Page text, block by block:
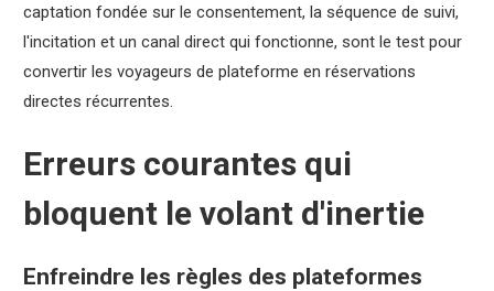
captation fondée sur le consentement, la séquence de suivi,
l'incitation et un canal direct qui fonctionne, sont le test pour
convertir les voyageurs de plateforme en réservations
directes récurrentes.
Erreurs courantes qui
bloquent le volant d'inertie
Enfreindre les règles des plateformes